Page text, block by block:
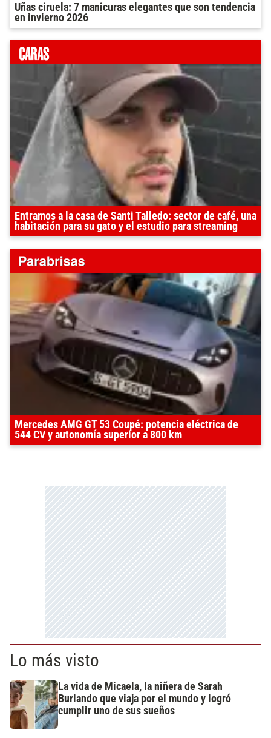
Uñas ciruela: 7 manicuras elegantes que son tendencia
en invierno 2026
Entramos a la casa de Santi Talledo: sector de café, una
habitación para su gato y el estudio para streaming
Mercedes AMG GT 53 Coupé: potencia eléctrica de
544 CV y autonomía superior a 800 km
Lo más visto
La vida de Micaela, la niñera de Sarah
Burlando que viaja por el mundo y logró
cumplir uno de sus sueños